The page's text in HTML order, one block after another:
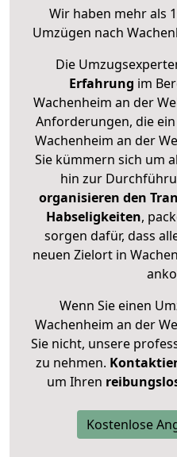
Wir haben mehr als
Umzügen nach
Die
Erfahrung im
Wachenheim an der
Anforderungen, die
Wachenheim an der
Sie kümmern sich um
hin zur
organisieren den
Habseligkeiten,
sorgen dafür, dass
neuen Zielort in
Wenn Sie einen
Wachenheim an der
Sie nicht, unsere
zu nehmen.
um Ihren
Kostenlose